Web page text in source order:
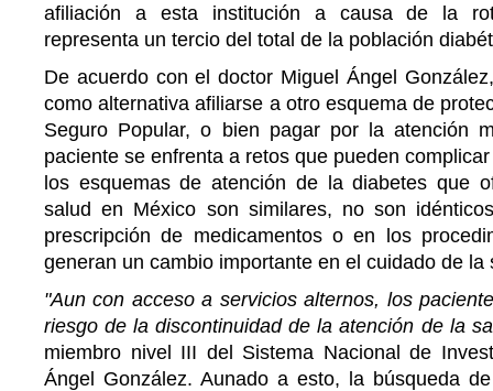
afiliación a esta institución a causa de la
representa un tercio del total de la población
De acuerdo con el doctor Miguel Ángel
como alternativa afiliarse a otro esquema de
Seguro Popular, o bien pagar por la atención
paciente se enfrenta a retos que pueden
los esquemas de atención de la diabetes que
salud en México son similares, no son
prescripción de medicamentos o en los
generan un cambio importante en el cuidado de la
"Aun con acceso a servicios alternos, los
riesgo de la discontinuidad de la atención de la
miembro nivel III del Sistema Nacional de
Ángel González. Aunado a esto, la búsqueda